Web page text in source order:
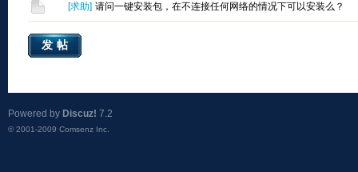
[求助] 请问一键安装包，在不连接任何网络的情况下可以安装么？
发帖
Powered by Discuz! 7.2
© 2001-2009 Comsenz Inc.